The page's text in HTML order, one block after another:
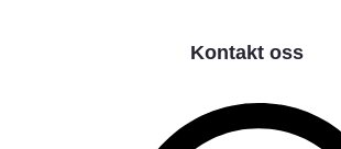
Kontakt oss